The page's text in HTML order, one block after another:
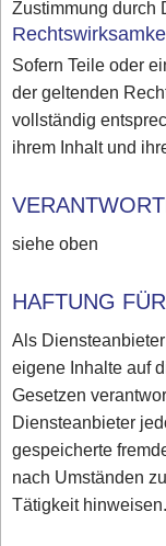
Zustimmung durch
Sofern Teile oder
der geltenden
vollständig
ihrem Inhalt und
siehe oben
HAFTUNG
Als
eigene Inhalte auf
Gesetzen
Diensteanbieter
gespeicherte
nach Umständen
Tätigkeit hinweisen.